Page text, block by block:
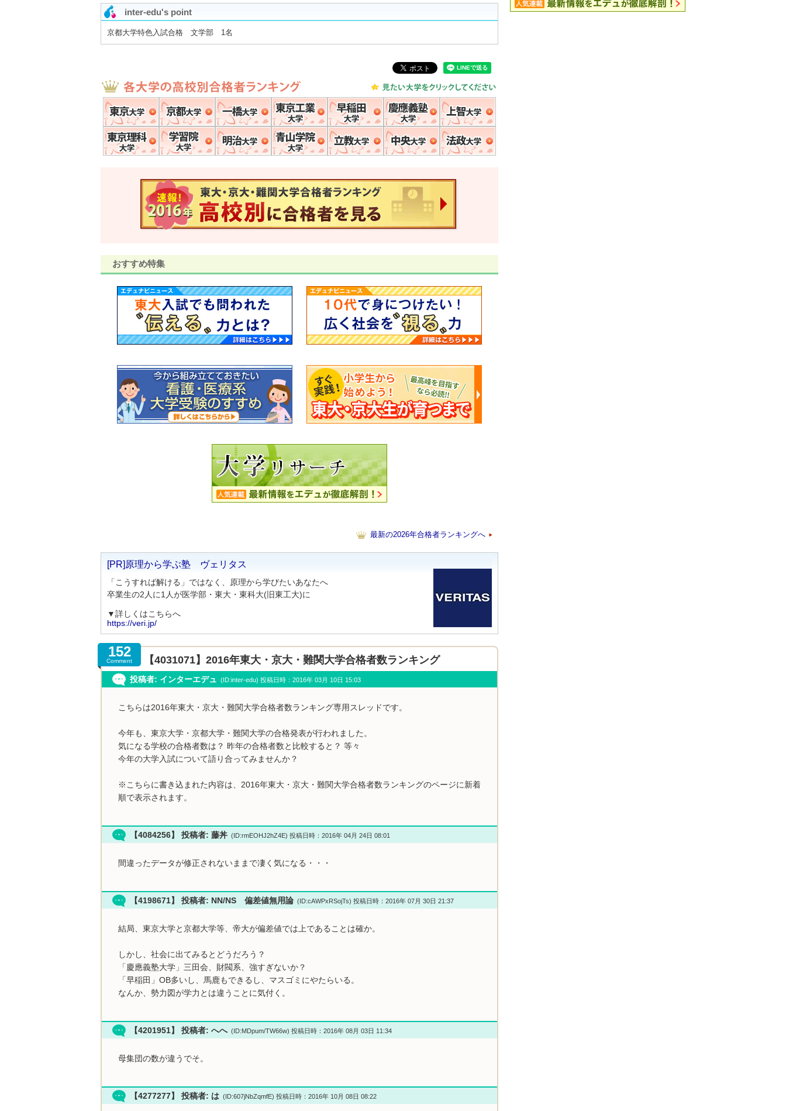
inter-edu's point
京都大学特色入試合格 文学部 1名
東京大学 京都大学 一橋大学 東京工業大学 早稲田大学 慶應義塾大学
東京理科大学 学習院大学 明治大学 青山学院大学 立教大学 中央大学
おすすめ特集
最新の2026年合格者ランキングへ
[PR]原理から学ぶ塾 ヴェリタス
「こうすれば解ける」ではなく、原理から学びたいあなたへ
卒業生の2人に1人が医学部・東大・東科大(旧東工大)に
▼詳しくはこちらへ
https://veri.jp/
152
Comment 【4031071】2016年東大・京大・難関大学合格者数ランキング
投稿者: インターエデュ (ID:inter-edu) 投稿日時：2016年 03月 10日 15:03
こちらは2016年東大・京大・難関大学合格者数ランキング専用スレッドです。
今年も、東京大学・京都大学・難関大学の合格発表が行われました。
気になる学校の合格者数は？ 昨年の合格者数と比較すると？ 等々
今年の大学入試について語り合ってみませんか？
※こちらに書き込まれた内容は、2016年東大・京大・難関大学合格者数ランキングのページに新着
順で表示されます。
【4084256】 投稿者: 藤丼 (ID:rmEOHJ2hZ4E) 投稿日時：2016年 04月 24日 08:01
間違ったデータが修正されないままで凄く気になる・・・
【4198671】 投稿者: NN/NS 偏差値無用論 (ID:cAWPxRSojTs) 投稿日時：2016年 07月 30日 21:37
結局、東京大学と京都大学等、帝大が偏差値では上であることは確か。
しかし、社会に出てみるとどうだろう？
「慶應義塾大学」三田会、財閥系、強すぎないか？
「早稲田」OB多いし、馬鹿もできるし、マスゴミにやたらいる。
なんか、勢力図が学力とは違うことに気付く。
【4201951】 投稿者: へへ (ID:MDpum/TW66w) 投稿日時：2016年 08月 03日 11:34
母集団の数が違うでそ。
【4277277】 投稿者: は (ID:607jNbZqmfE) 投稿日時：2016年 10月 08日 08:22